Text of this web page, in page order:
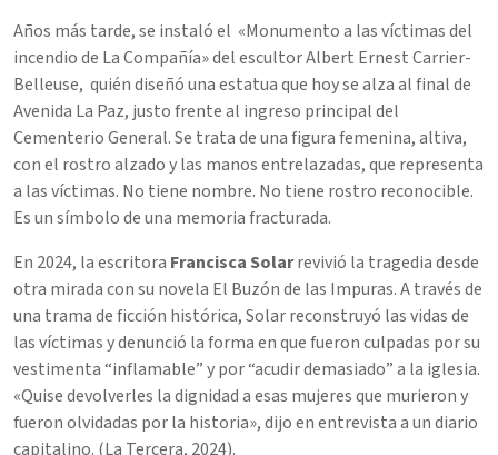
Años más tarde, se instaló el «Monumento a las víctimas del
incendio de La Compañía» del escultor Albert Ernest Carrier-
Belleuse, quién diseñó una estatua que hoy se alza al final de
Avenida La Paz, justo frente al ingreso principal del
Cementerio General. Se trata de una figura femenina, altiva,
con el rostro alzado y las manos entrelazadas, que representa
a las víctimas. No tiene nombre. No tiene rostro reconocible.
Es un símbolo de una memoria fracturada.
En 2024, la escritora Francisca Solarrevivió la tragedia desde
otra mirada con su novela El Buzón de las Impuras. A través de
una trama de ficción histórica, Solar reconstruyó las vidas de
las víctimas y denunció la forma en que fueron culpadas por su
vestimenta “inflamable” y por “acudir demasiado” a la iglesia.
«Quise devolverles la dignidad a esas mujeres que murieron y
fueron olvidadas por la historia», dijo en entrevista a un diario
capitalino. (La Tercera, 2024).